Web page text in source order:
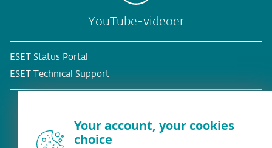
YouTube-videoer
ESET Status Portal
ESET Technical Support
Your account, your cookies
choice